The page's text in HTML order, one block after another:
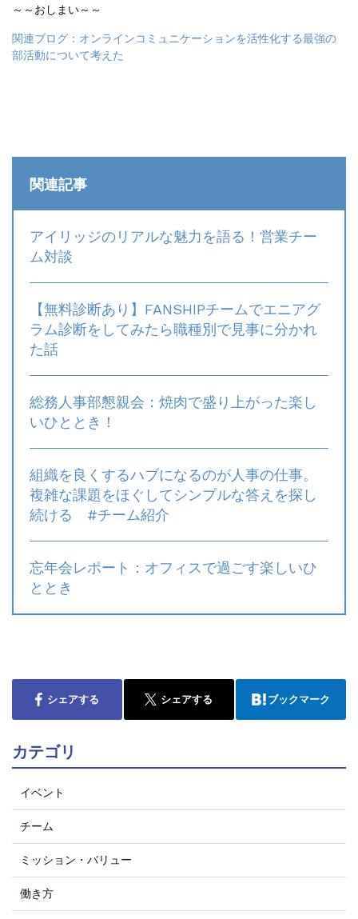
～～おしまい～～
関連ブログ：オンラインコミュニケーションを活性化する最強の
部活動について考えた
関連記事
アイリッジのリアルな魅力を語る！営業チー
ム対談
【無料診断あり】FANSHIPチームでエニアグ
ラム診断をしてみたら職種別で見事に分かれ
た話
総務人事部懇親会：焼肉で盛り上がった楽し
いひととき！
組織を良くするハブになるのが人事の仕事。
複雑な課題をほぐしてシンプルな答えを探し
続ける #チーム紹介
忘年会レポート：オフィスで過ごす楽しいひ
ととき
シェアする シェアする ブックマーク
カテゴリ
イベント
チーム
ミッション・バリュー
働き方